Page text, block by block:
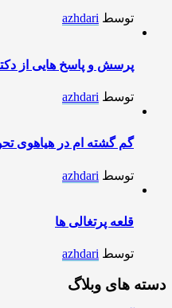
توسط azhdari
پرسش و پاسخ هایی از
توسط azhdari
گم گشته ام در هیاهوی
توسط azhdari
قلعه پرتغالی ها
توسط azhdari
دسته های وبلاگ